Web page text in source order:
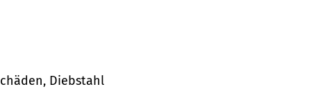
Diebstahl